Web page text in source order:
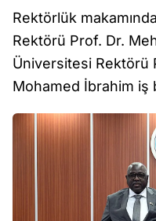
Rektörlük
Rektörü Prof. Dr.
Üniversitesi Rektörü
Mohamed İbrahim iş